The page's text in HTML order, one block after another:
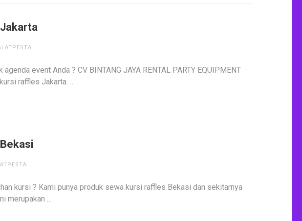
event Anda ? CV BINTANG JAYA RENTAL PARTY EQUIPMENT
raffles Jakarta. …
kursi ? Kami punya produk sewa kursi raffles Bekasi dan sekitarnya
merupakan …